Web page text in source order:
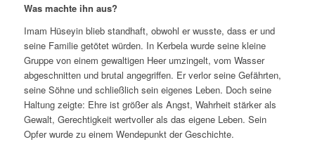
Was machte ihn aus?
Imam Hüseyin blieb standhaft, obwohl er wusste, dass er und
seine Familie getötet würden. In Kerbela wurde seine kleine
Gruppe von einem gewaltigen Heer umzingelt, vom Wasser
abgeschnitten und brutal angegriffen. Er verlor seine Gefährten,
seine Söhne und schließlich sein eigenes Leben. Doch seine
Haltung zeigte: Ehre ist größer als Angst, Wahrheit stärker als
Gewalt, Gerechtigkeit wertvoller als das eigene Leben. Sein
Opfer wurde zu einem Wendepunkt der Geschichte.